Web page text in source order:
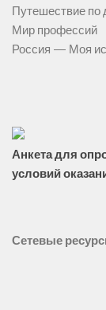
Путешествие по
Мир профессий
Россия — Моя
Анкета для
условий
Сетевые